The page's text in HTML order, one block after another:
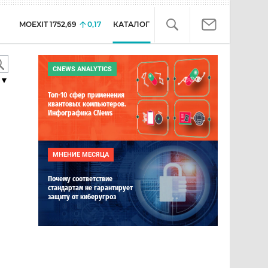
MOEXIT 1752,69 0,17 КАТАЛОГ
CNEWS ANALYTICS
Топ-10 сфер применения
квантовых компьютеров.
Инфографика CNews
МНЕНИЕ МЕСЯЦА
Почему соответствие
стандартам не гарантирует
защиту от киберугроз